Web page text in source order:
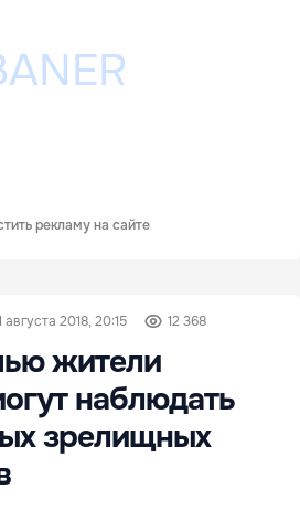
рекламу на сайте
августа 2018, 20:15 12 368
жители
наблюдать
зрелищных